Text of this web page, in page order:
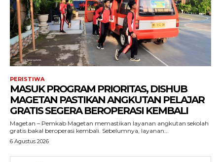
PERISTIWA
MASUK PROGRAM PRIORITAS, DISHUB
MAGETAN PASTIKAN ANGKUTAN PELAJAR
GRATIS SEGERA BEROPERASI KEMBALI
Magetan – Pemkab Magetan memastikan layanan angkutan sekolah
gratis bakal beroperasi kembali. Sebelumnya, layanan...
6 Agustus 2026